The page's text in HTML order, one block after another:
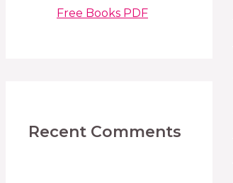
Free Books PDF
Recent Comments